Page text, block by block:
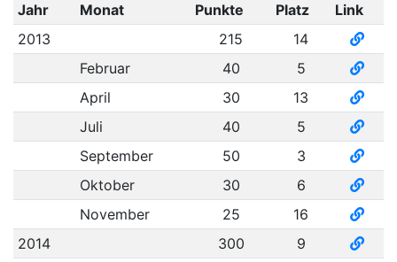
Jahr Monat Punkte Platz
Link
2013
215
14
Februar
40
5
April
30
13
Juli
40
5
September
50
3
Oktober
30
6
November
25
16
2014
300
9